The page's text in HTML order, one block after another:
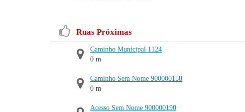
Ruas Próximas
Caminho Municipal 1124
0 m
Caminho Sem Nome 900000158
0 m
Acesso Sem Nome 900000190